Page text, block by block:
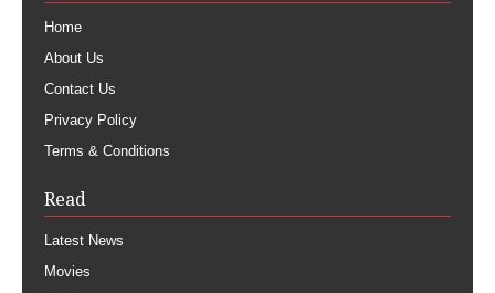
Home
About Us
Contact Us
Privacy Policy
Terms & Conditions
Read
Latest News
Movies